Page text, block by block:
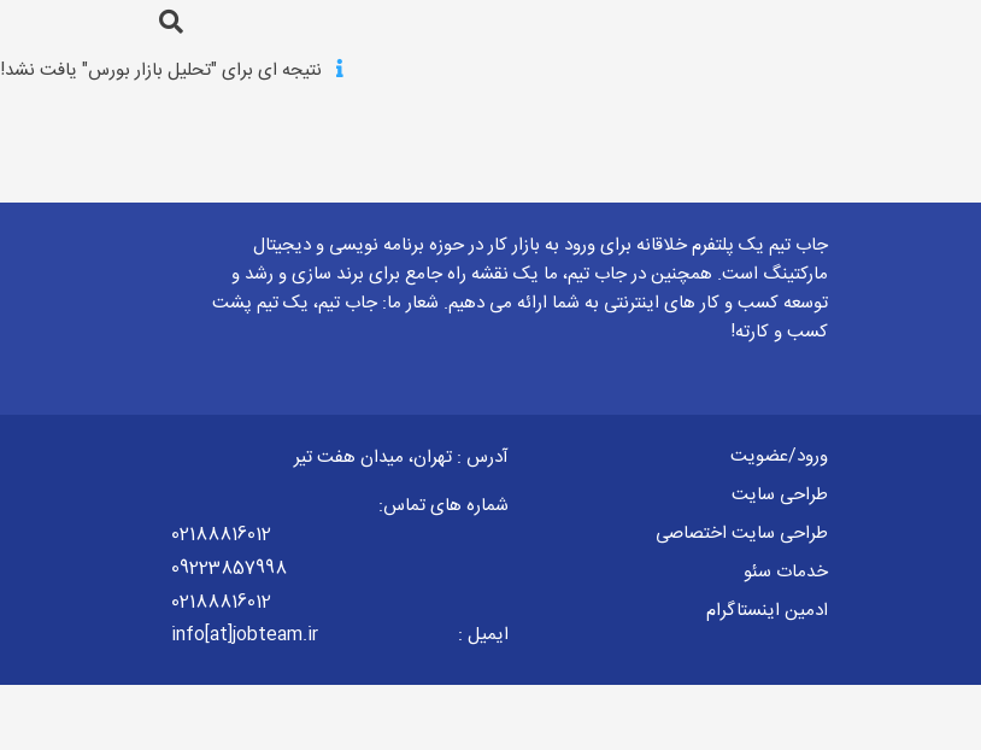
نتیجه ای برای "تحلیل بازار بورس" یافت نشد!
جاب تیم یک پلتفرم خلاقانه برای ورود به بازار کار در حوزه برنامه نویسی و دیجیتال
مارکتینگ است. همچنین در جاب تیم، ما یک نقشه راه جامع برای برند سازی و رشد و
توسعه کسب و کار های اینترنتی به شما ارائه می دهیم. شعار ما: جاب تیم، یک تیم پشت
کسب و کارته!
ورود/عضویت
طراحی سایت
طراحی سایت اختصاصی
خدمات سئو
ادمین اینستاگرام
آدرس : تهران، میدان هفت تیر
شماره های تماس:
02188816012
09223857998
02188816012
ایمیل :
info[at]jobteam.ir